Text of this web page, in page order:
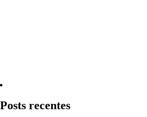
Posts recentes